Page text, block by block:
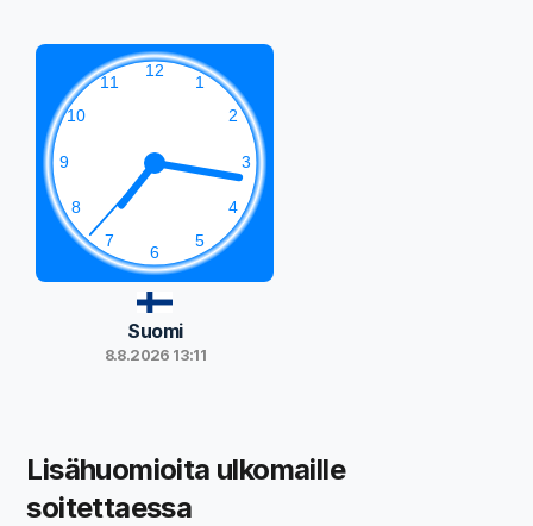
Suomi
8.8.2026 13:11
Lisähuomioita ulkomaille
soitettaessa